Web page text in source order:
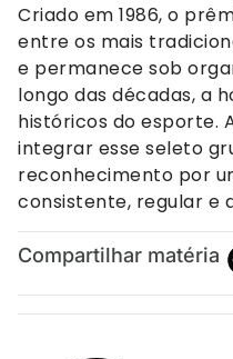
Criado em 1986, o
entre os mais
e permanece sob
longo das décadas, a
históricos do esporte.
integrar esse seleto
reconhecimento por
consistente, regular e
Compartilhar matéria